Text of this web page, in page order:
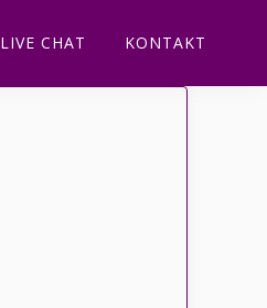
LIVE CHAT KONTAKT